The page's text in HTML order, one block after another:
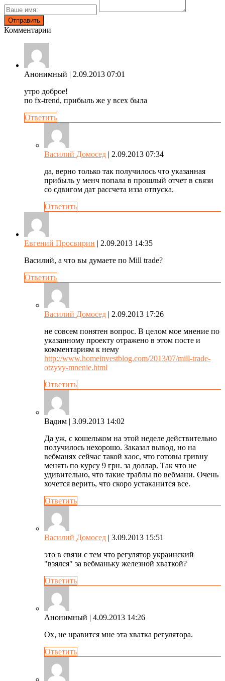
Комментарии
Анонимный | 2.09.2013 07:01
утро доброе!
по fx-trend, прибыль же у всех была
Ответить
Василий Домосед | 2.09.2013 07:34
да, верно только так получилось что указанная
прибыль у менч попала в прошлый отчет в связи
со сдвигом дат рассчета изза отпуска.
Ответить
Евгений Просвирин | 2.09.2013 14:35
Василий, а что вы думаете по Mill trade?
Ответить
Василий Домосед | 2.09.2013 17:26
не совсем понятен вопрос. В целом мое мнение по
указанному проекту отражено в этом посте и
комментариям к нему
http://www.homeinvestblog.com/2013/07/mill-trade-
otzyvy-mnenie.html
Ответить
Вадим | 3.09.2013 14:02
Да уж, с кошельком на этой неделе действительно
получилось нехорошо. Заказал вывод, но на
вебманях сейчас такой хаос, что готовы гривну
менять по курсу 9 грн. за доллар. Так что не
удивительно, что такие траблы по вебмани. Очень
хочется верить, что скоро устаканится все.
Ответить
Василий Домосед | 3.09.2013 15:51
это в связи с тем что регулятор украинский
"взялся" за вебманьку железной хваткой?
Ответить
Анонимный | 4.09.2013 14:26
Ох, не нравится мне эта хватка регулятора.
Ответить